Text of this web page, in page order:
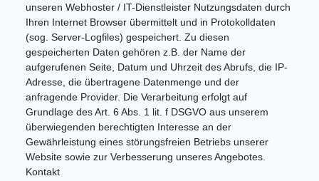
unseren Webhoster / IT-Dienstleister Nutzungsdaten durch
Ihren Internet Browser übermittelt und in Protokolldaten
(sog. Server-Logfiles) gespeichert. Zu diesen
gespeicherten Daten gehören z.B. der Name der
aufgerufenen Seite, Datum und Uhrzeit des Abrufs, die IP-
Adresse, die übertragene Datenmenge und der
anfragende Provider. Die Verarbeitung erfolgt auf
Grundlage des Art. 6 Abs. 1 lit. f DSGVO aus unserem
überwiegenden berechtigten Interesse an der
Gewährleistung eines störungsfreien Betriebs unserer
Website sowie zur Verbesserung unseres Angebotes.
Kontakt